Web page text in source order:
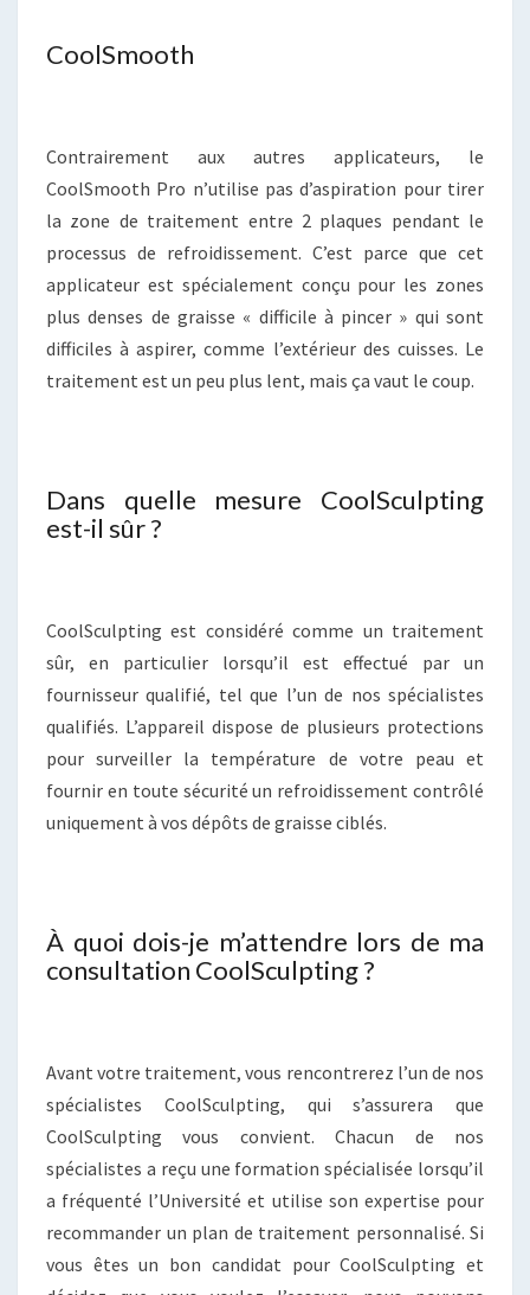
CoolSmooth
Contrairement aux autres applicateurs, le
CoolSmooth Pro n’utilise pas d’aspiration pour tirer
la zone de traitement entre 2 plaques pendant le
processus de refroidissement. C’est parce que cet
applicateur est spécialement conçu pour les zones
plus denses de graisse « difficile à pincer » qui sont
difficiles à aspirer, comme l’extérieur des cuisses. Le
traitement est un peu plus lent, mais ça vaut le coup.
Dans quelle mesure CoolSculpting
est-il sûr ?
CoolSculpting est considéré comme un traitement
sûr, en particulier lorsqu’il est effectué par un
fournisseur qualifié, tel que l’un de nos spécialistes
qualifiés. L’appareil dispose de plusieurs protections
pour surveiller la température de votre peau et
fournir en toute sécurité un refroidissement contrôlé
uniquement à vos dépôts de graisse ciblés.
À quoi dois-je m’attendre lors de ma
consultation CoolSculpting ?
Avant votre traitement, vous rencontrerez l’un de nos
spécialistes CoolSculpting, qui s’assurera que
CoolSculpting vous convient. Chacun de nos
spécialistes a reçu une formation spécialisée lorsqu’il
a fréquenté l’Université et utilise son expertise pour
recommander un plan de traitement personnalisé. Si
vous êtes un bon candidat pour CoolSculpting et